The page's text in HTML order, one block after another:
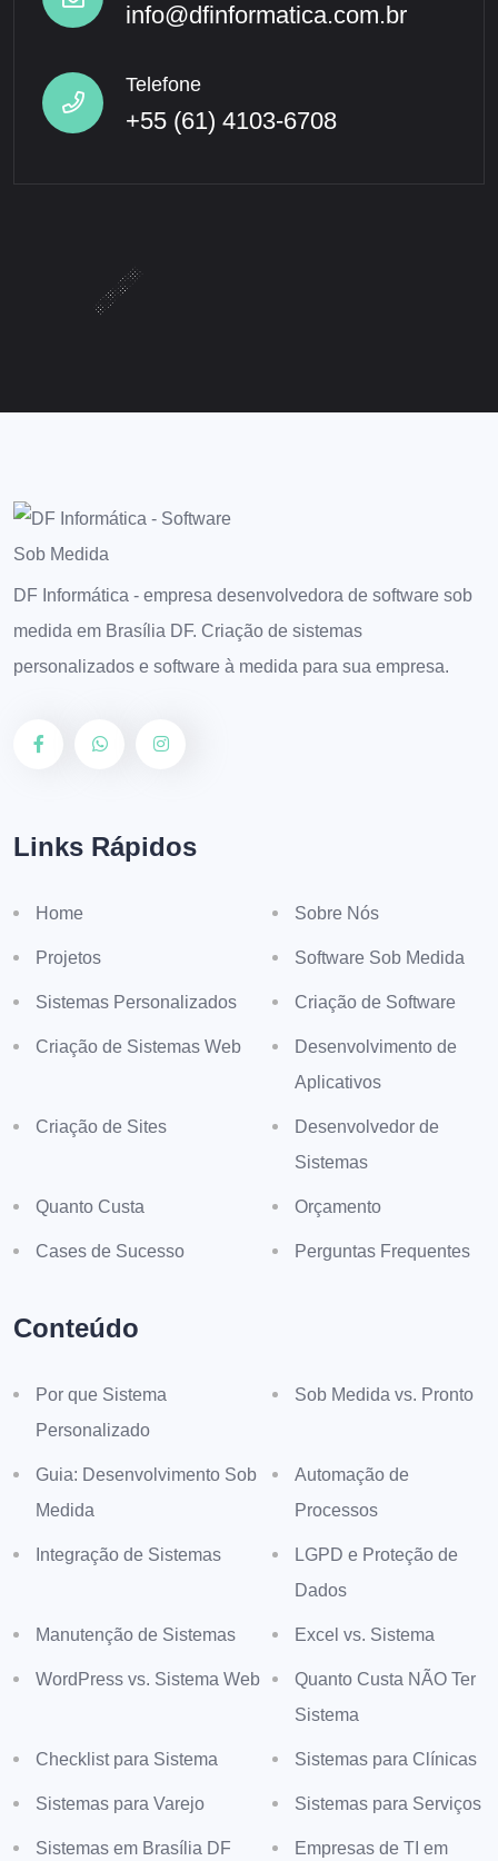
info@dfinformatica.com.br
Telefone
+55 (61) 4103-6708
DF Informática - empresa desenvolvedora de software sob
medida em Brasília DF. Criação de sistemas
personalizados e software à medida para sua empresa.
Links Rápidos
Home Sobre Nós
Projetos Software Sob Medida
Sistemas Personalizados Criação de Software
Criação de Sistemas Web
Desenvolvimento de
Aplicativos
Criação de Sites
Desenvolvedor de
Sistemas
Quanto Custa Orçamento
Cases de Sucesso Perguntas Frequentes
Conteúdo
Por que Sistema
Personalizado
Sob Medida vs. Pronto
Guia: Desenvolvimento Sob
Medida
Automação de
Processos
Integração de Sistemas
LGPD e Proteção de
Dados
Manutenção de Sistemas Excel vs. Sistema
WordPress vs. Sistema Web
Quanto Custa NÃO Ter
Sistema
Checklist para Sistema Sistemas para Clínicas
Sistemas para Varejo Sistemas para Serviços
Sistemas em Brasília DF Empresas de TI em